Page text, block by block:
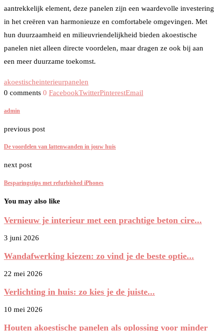
aantrekkelijk element, deze panelen zijn een waardevolle investering
in het creëren van harmonieuze en comfortabele omgevingen. Met
hun duurzaamheid en milieuvriendelijkheid bieden akoestische
panelen niet alleen directe voordelen, maar dragen ze ook bij aan
een meer duurzame toekomst.
akoestischeinterieurpanelen
0 comments 0 FacebookTwitterPinterestEmail
admin
previous post
De voordelen van lattenwanden in jouw huis
next post
Besparingstips met refurbished iPhones
You may also like
Vernieuw je interieur met een prachtige beton cire...
3 juni 2026
Wandafwerking kiezen: zo vind je de beste optie...
22 mei 2026
Verlichting in huis: zo kies je de juiste...
10 mei 2026
Houten akoestische panelen als oplossing voor minder